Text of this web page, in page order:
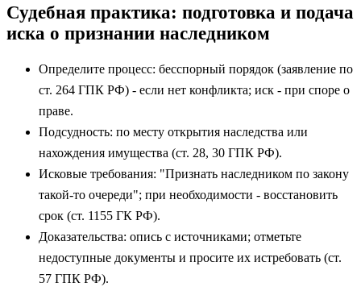
Судебная практика: подготовка и подача
иска о признании наследником
Определите процесс: бесспорный порядок (заявление по
ст. 264 ГПК РФ) - если нет конфликта; иск - при споре о
праве.
Подсудность: по месту открытия наследства или
нахождения имущества (ст. 28, 30 ГПК РФ).
Исковые требования: "Признать наследником по закону
такой‑то очереди"; при необходимости - восстановить
срок (ст. 1155 ГК РФ).
Доказательства: опись с источниками; отметьте
недоступные документы и просите их истребовать (ст.
57 ГПК РФ).